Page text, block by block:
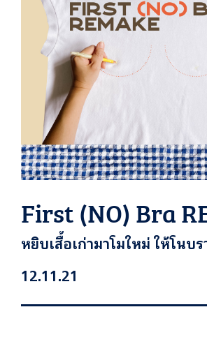
First (NO) Bra
หยิบเสื้อเก่ามาโมใหม่ ให้โนบ
12.11.21